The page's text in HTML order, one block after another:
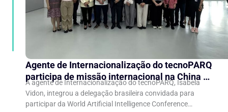
Agente de Internacionalização do tecnoPARQ
participa de missão internacional na China e
fortalece conexões com o ecossistema de
inovação
A agente de Internacionalização do tecnoPARQ, Isabela
Vidon, integrou a delegação brasileira convidada para
participar da World Artificial Intelligence Conference